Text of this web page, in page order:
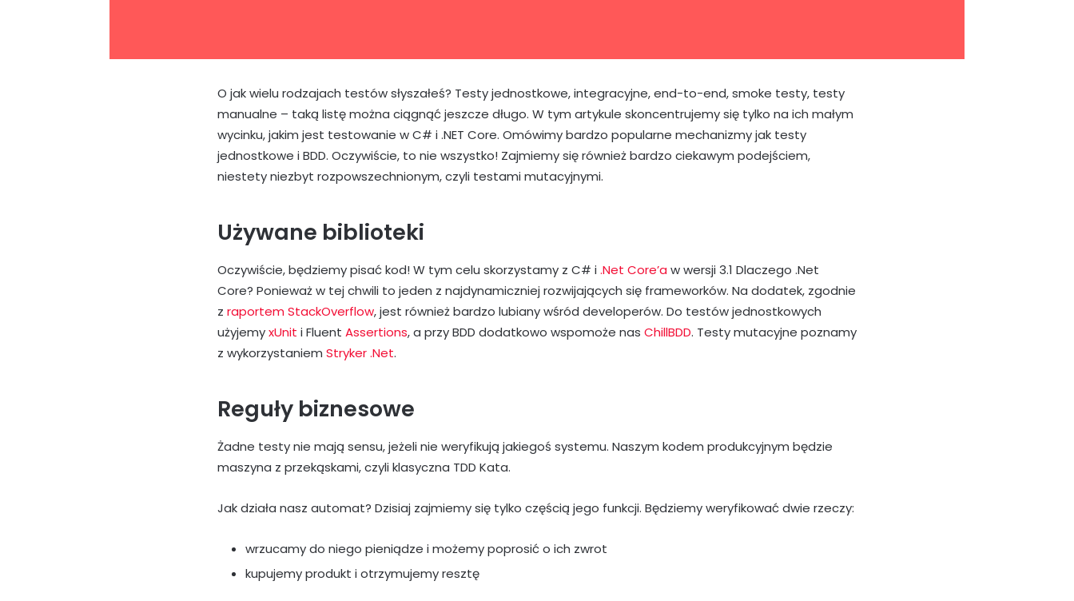
O jak wielu rodzajach testów słyszałeś? Testy jednostkowe, integracyjne, end-to-end, smoke testy, testy
manualne – taką listę można ciągnąć jeszcze długo. W tym artykule skoncentrujemy się tylko na ich małym
wycinku, jakim jest testowanie w C# i .NET Core. Omówimy bardzo popularne mechanizmy jak testy
jednostkowe i BDD. Oczywiście, to nie wszystko! Zajmiemy się również bardzo ciekawym podejściem,
niestety niezbyt rozpowszechnionym, czyli testami mutacyjnymi.
Używane biblioteki
Oczywiście, będziemy pisać kod! W tym celu skorzystamy z C# i .Net Core’a w wersji 3.1 Dlaczego .Net
Core? Ponieważ w tej chwili to jeden z najdynamiczniej rozwijających się frameworków. Na dodatek, zgodnie
z raportem StackOverflow, jest również bardzo lubiany wśród developerów. Do testów jednostkowych
użyjemyxUnit i Fluent Assertions, a przy BDD dodatkowo wspomoże nas ChillBDD. Testy mutacyjne poznamy
z wykorzystaniem Stryker .Net.
Reguły biznesowe
Żadne testy nie mają sensu, jeżeli nie weryfikują jakiegoś systemu. Naszym kodem produkcyjnym będzie
maszyna z przekąskami, czyli klasyczna TDD Kata.
Jak działa nasz automat? Dzisiaj zajmiemy się tylko częścią jego funkcji. Będziemy weryfikować dwie rzeczy:
wrzucamy do niego pieniądze i możemy poprosić o ich zwrot
kupujemy produkt i otrzymujemy resztę